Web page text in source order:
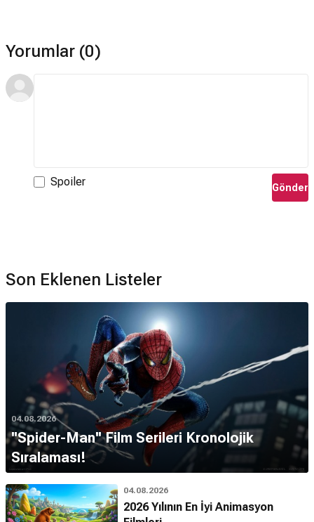
Yorumlar (0)
Spoiler Gönder
Son Eklenen Listeler
04.08.2026
''Spider-Man'' Film Serileri Kronolojik
Sıralaması!
04.08.2026
2026 Yılının En İyi Animasyon